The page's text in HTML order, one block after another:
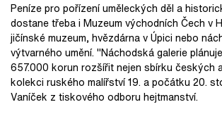
Peníze pro pořízení uměleckých děl a
dostane třeba i Muzeum východních Čech v
jičínské muzeum, hvězdárna v Úpici nebo
výtvarného umění. "Náchodská galerie
657.000 korun rozšířit nejen sbírku českých
kolekci ruského malířství 19. a počátku 20.
Vaníček z tiskového odboru hejtmanství.